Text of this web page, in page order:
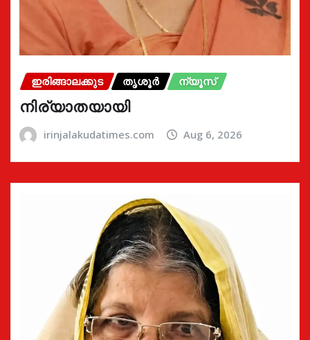
ഇരിങ്ങാലക്കുട തൃശൂർ ന്യൂസ്
നിര്യാതയായി
irinjalakudatimes.com Aug 6, 2026